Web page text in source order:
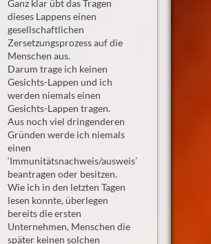
Ganz klar übt das Tragen
dieses Lappens einen
gesellschaftlichen
Zersetzungsprozess auf die
Menschen aus.
Darum trage ich keinen
Gesichts-Lappen und ich
werden niemals einen
Gesichts-Lappen tragen.
Aus noch viel dringenderen
Gründen werde ich niemals
einen
‘Immunitätsnachweis/ausweis’
beantragen oder besitzen.
Wie ich in den letzten Tagen
lesen konnte, überlegen
bereits die ersten
Unternehmen, Menschen die
später keinen solchen